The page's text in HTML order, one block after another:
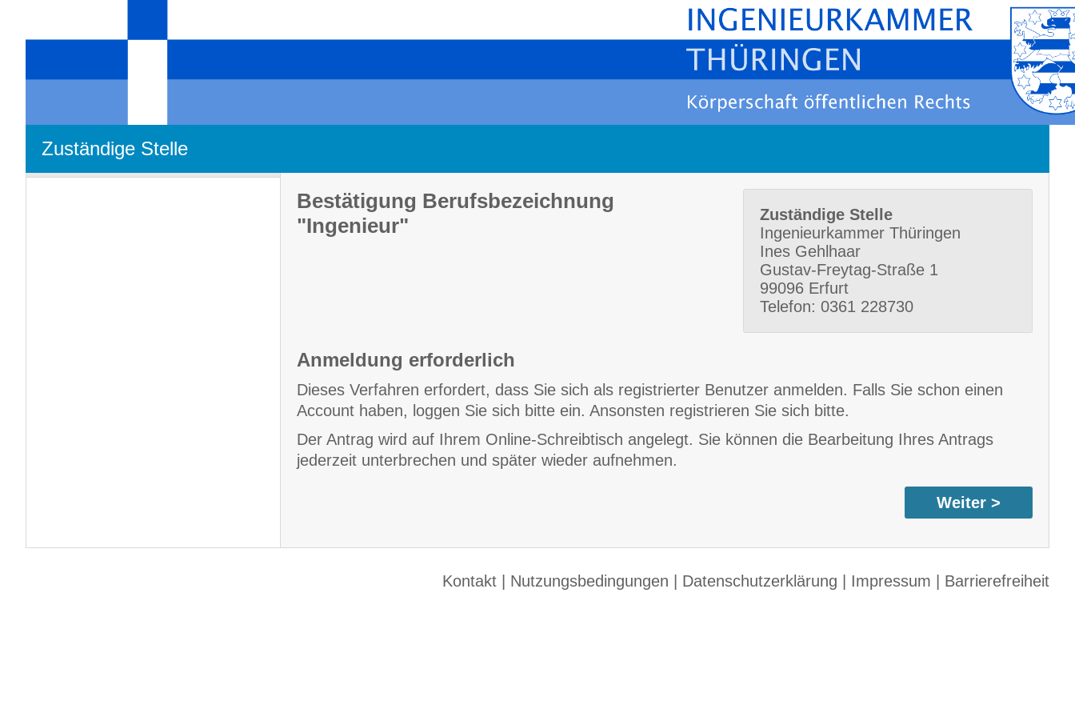
Zuständige Stelle
Zuständige Stelle
Ingenieurkammer Thüringen
Ines Gehlhaar
Gustav-Freytag-Straße 1
99096 Erfurt
Telefon: 0361 228730
Bestätigung Berufsbezeichnung
"Ingenieur"
Anmeldung erforderlich
Dieses Verfahren erfordert, dass Sie sich als registrierter Benutzer anmelden. Falls Sie schon einen
Account haben, loggen Sie sich bitte ein. Ansonsten registrieren Sie sich bitte.
Der Antrag wird auf Ihrem Online-Schreibtisch angelegt. Sie können die Bearbeitung Ihres Antrags
jederzeit unterbrechen und später wieder aufnehmen.
Kontakt Nutzungsbedingungen Datenschutzerklärung Impressum Barrierefreiheit